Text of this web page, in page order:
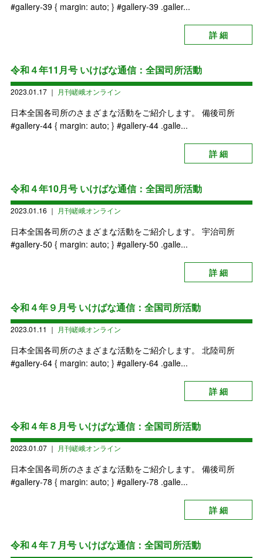
#gallery-39 { margin: auto; } #gallery-39 .galler...
詳 細
令和４年11月号 いけばな通信：全国司所活動
2023.01.17｜ 月刊嵯峨オンライン
日本全国各司所のさまざまな活動をご紹介します。 備後司所
#gallery-44 { margin: auto; } #gallery-44 .galle...
詳 細
令和４年10月号 いけばな通信：全国司所活動
2023.01.16 ｜ 月刊嵯峨オンライン
日本全国各司所のさまざまな活動をご紹介します。 宇治司所
#gallery-50 { margin: auto; } #gallery-50 .galle...
詳 細
令和４年９月号 いけばな通信：全国司所活動
2023.01.11 ｜ 月刊嵯峨オンライン
日本全国各司所のさまざまな活動をご紹介します。 北陸司所
#gallery-64 { margin: auto; } #gallery-64 .galle...
詳 細
令和４年８月号 いけばな通信：全国司所活動
2023.01.07｜ 月刊嵯峨オンライン
日本全国各司所のさまざまな活動をご紹介します。 備後司所
#gallery-78 { margin: auto; } #gallery-78 .galle...
詳 細
令和４年７月号 いけばな通信：全国司所活動